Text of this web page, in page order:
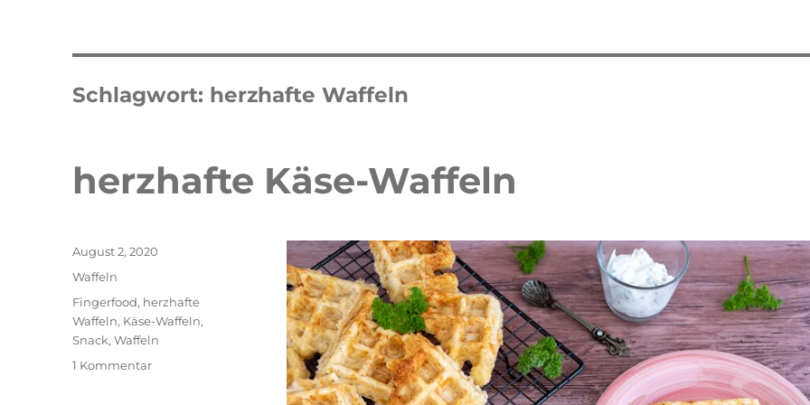
Schlagwort: herzhafte Waffeln
herzhafte Käse-Waffeln
Veröffentlicht
August 2, 2020
Kategorien
Waffeln
Schlagwörter
Fingerfood, herzhafte
Waffeln, Käse-Waffeln,
Snack,Waffeln
1 Kommentarzu